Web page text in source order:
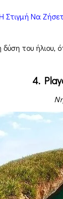
Να
δύση του
4.